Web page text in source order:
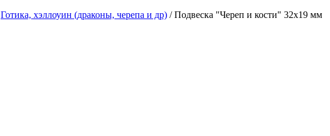
Готика, хэллоуин (драконы, черепа и др) / Подвеска "Череп и кости" 32х19 мм